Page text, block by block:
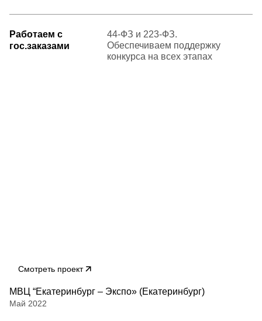
Смотреть проект
МВЦ “Екатеринбург – Экспо» (Екатеринбург)
Май 2022
Работаем с
гос.заказами
44-ФЗ и 223-ФЗ.
Обеспечиваем поддержку
конкурса на всех этапах